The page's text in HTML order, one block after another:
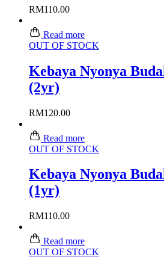
RM110.00
Read more
OUT OF STOCK
Kebaya Nyonya
(2yr)
RM120.00
Read more
OUT OF STOCK
Kebaya Nyonya
(1yr)
RM110.00
Read more
OUT OF STOCK